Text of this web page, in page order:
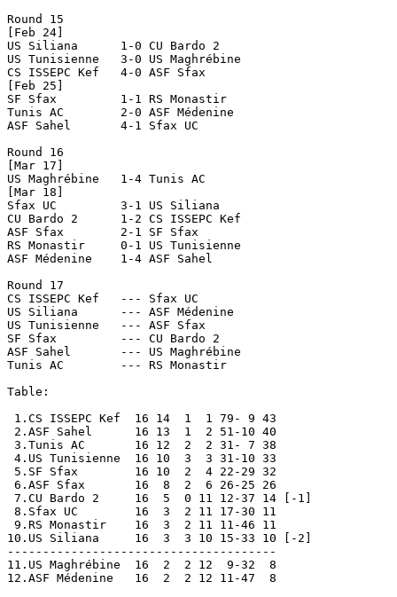
Round 15
[Feb 24]
US Siliana	1-0 CU Bardo 2
US Tunisienne	3-0 US Maghrébine
CS ISSEPC Kef	4-0 ASF Sfax
[Feb 25]
SF Sfax		1-1 RS Monastir
Tunis AC	2-0 ASF Médenine
ASF Sahel	4-1 Sfax UC
Round 16
[Mar 17]
US Maghrébine	1-4 Tunis AC
[Mar 18]
Sfax UC		3-1 US Siliana
CU Bardo 2	1-2 CS ISSEPC Kef
ASF Sfax	2-1 SF Sfax
RS Monastir	0-1 US Tunisienne
ASF Médenine	1-4 ASF Sahel
Round 17
CS ISSEPC Kef	--- Sfax UC
US Siliana	--- ASF Médenine
US Tunisienne	--- ASF Sfax
SF Sfax		--- CU Bardo 2
ASF Sahel	--- US Maghrébine
Tunis AC	--- RS Monastir
Table:
1.CS ISSEPC Kef  16 14  1  1 79- 9 43
2.ASF Sahel      16 13  1  2 51-10 40
3.Tunis AC       16 12  2  2 31- 7 38
4.US Tunisienne  16 10  3  3 31-10 33
5.SF Sfax        16 10  2  4 22-29 32
6.ASF Sfax       16  8  2  6 26-25 26
7.CU Bardo 2     16  5  0 11 12-37 14 [-1]
8.Sfax UC        16  3  2 11 17-30 11
9.RS Monastir    16  3  2 11 11-46 11
10.US Siliana     16  3  3 10 15-33 10 [-2]
--------------------------------------
11.US Maghrébine  16  2  2 12  9-32  8
12.ASF Médenine   16  2  2 12 11-47  8